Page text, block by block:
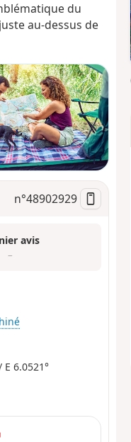
du
au-dessus de
n°48902929
avis
–
E 6.0521°